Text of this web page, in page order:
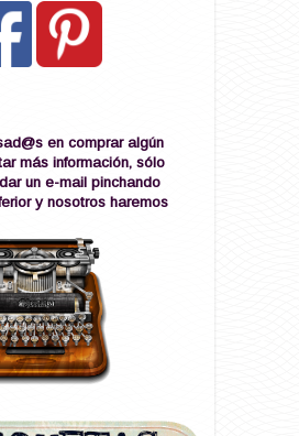
en comprar algún
más información, sólo
un e-mail pinchando
y nosotros haremos